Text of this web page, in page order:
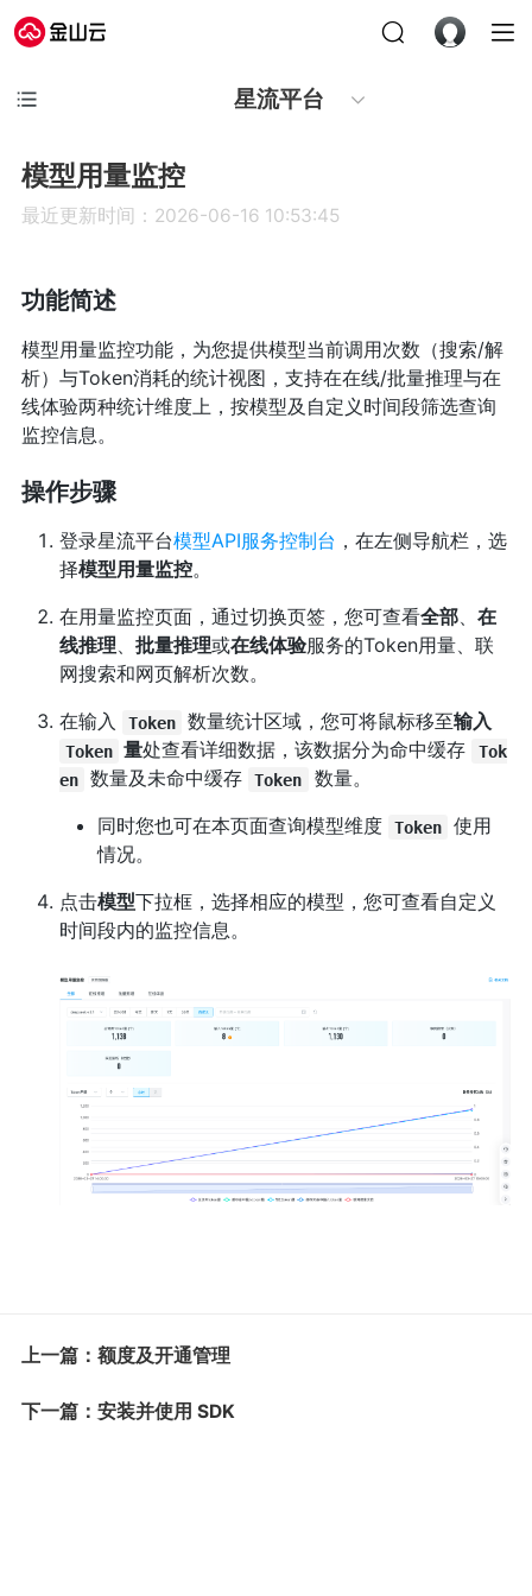
星流平台
模型用量监控
最近更新时间：2026-06-16 10:53:45
功能简述
模型用量监控功能，为您提供模型当前调用次数（搜索/解
析）与Token消耗的统计视图，支持在在线/批量推理与在
线体验两种统计维度上，按模型及自定义时间段筛选查询
监控信息。
操作步骤
登录星流平台模型API服务控制台 ，在左侧导航栏，选
择模型用量监控。
在用量监控页面，通过切换页签，您可查看全部、 在
线推理、 批量推理或在线体验服务的Token用量、联
网搜索和网页解析次数。
在输入
Token 数量统计区域，您可将鼠标移至输入
Token 量处查看详细数据，该数据分为命中缓存
Tok
en
数量及未命中缓存 Token
数量。
同时您也可在本页面查询模型维度
Token
使用
情况。
点击模型下拉框，选择相应的模型，您可查看自定义
时间段内的监控信息。
上一篇：额度及开通管理
下一篇：安装并使用 SDK